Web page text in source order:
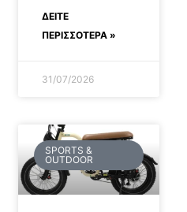
ΔΕΊΤΕ
ΠΕΡΙΣΣΟΤΕΡΑ »
31/07/2026
SPORTS &
OUTDOOR